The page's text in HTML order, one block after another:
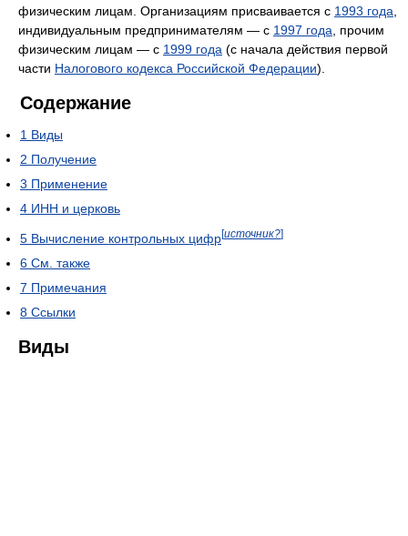
физическим лицам. Организациям присваивается с 1993 года
индивидуальным предпринимателям — с 1997 года , прочим
физическим лицам — с 1999 года (с начала действия первой
части Налогового кодекса Российской Федерации).
Содержание
1 Виды
2 Получение
3 Применение
4 ИНН и церковь
5 Вычисление контрольных цифр[источник?]
6 См. также
7 Примечания
8 Ссылки
Виды